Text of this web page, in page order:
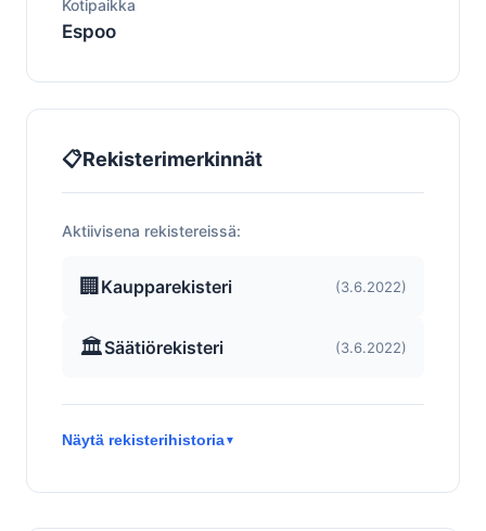
Kotipaikka
Espoo
📋Rekisterimerkinnät
Aktiivisena rekistereissä:
🏢 Kaupparekisteri (3.6.2022)
🏛️Säätiörekisteri (3.6.2022)
Näytä rekisterihistoria▼